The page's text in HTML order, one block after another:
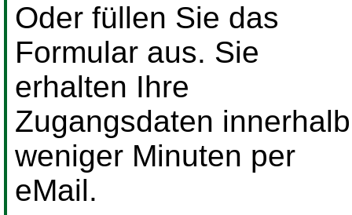
Oder füllen Sie das
Formular aus. Sie
erhalten Ihre
Zugangsdaten innerhalb
weniger Minuten per
eMail.